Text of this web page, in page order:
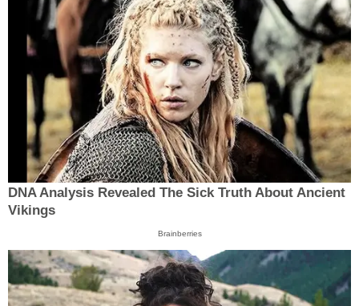
DNA Analysis Revealed The Sick Truth About Ancient
Vikings
Brainberries